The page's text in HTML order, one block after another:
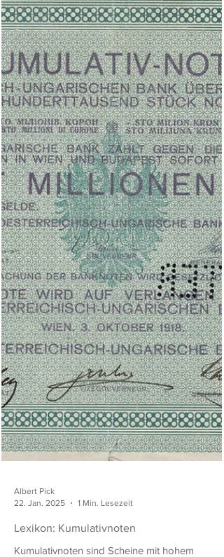
Lexikon: Kupon
Als Kupon (Coupon) werden Zins- oder
Dividendenscheine bei festverzinslichen
Wertpapieren bezeichnet, die in Kuponbogen
(für einen...